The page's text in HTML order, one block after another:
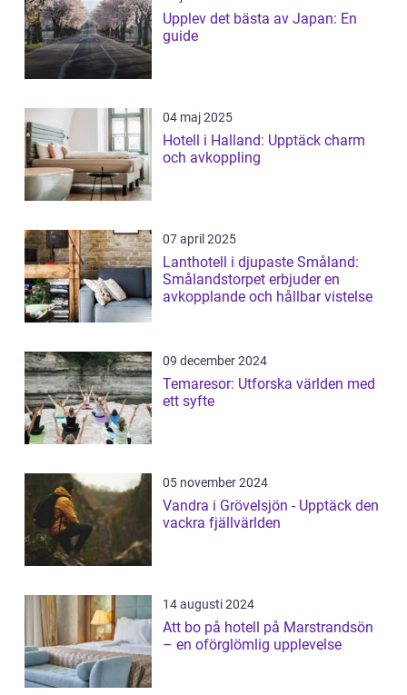
Upplev det bästa av Japan: En
guide
04 maj 2025
Hotell i Halland: Upptäck charm
och avkoppling
07 april 2025
Lanthotell i djupaste Småland:
Smålandstorpet erbjuder en
avkopplande och hållbar vistelse
09 december 2024
Temaresor: Utforska världen med
ett syfte
05 november 2024
Vandra i Grövelsjön - Upptäck den
vackra fjällvärlden
14 augusti 2024
Att bo på hotell på Marstrandsön
– en oförglömlig upplevelse